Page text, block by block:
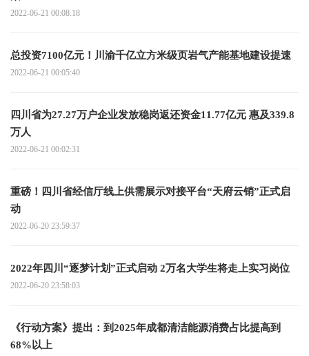
2022-06-21 00:08:18
总投资7100亿元！川渝千亿立方米级页岩气产能基地建设提速
2022-06-21 00:05:40
四川省为27.27万户企业发放稳岗返还资金11.77亿元 惠及339.8
万人
2022-06-21 00:02:31
重磅！四川省经信厅线上供需展示对接平台“天府云销”正式启
动
2022-06-20 23:59:37
2022年四川“逐梦计划”正式启动 2万名大学生将走上实习岗位
2022-06-20 23:58:03
《行动方案》提出：到2025年成都清洁能源消费占比提高到
68%以上